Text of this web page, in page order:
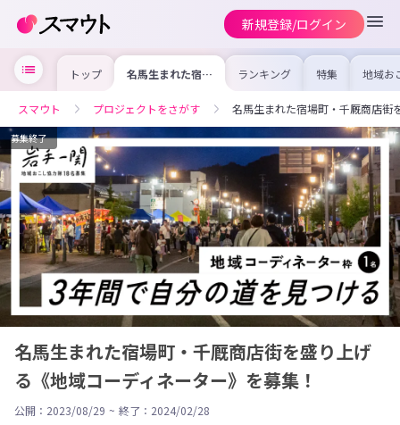
新規登録/ログイン
トップ 名馬生まれた宿場
町・千厩商店街を
コーディネータ
ー》を募集！
ランキング 特集 地域お
の求
を集め
事内容
を比較
合った
けよう
スマウト プロジェクトをさがす 名馬生まれた宿場町・千厩商店街
募集終了
名馬生まれた宿場町・千厩商店街を盛り上げ
る《地域コーディネーター》を募集！
公開：2023/08/29 ~ 終了：2024/02/28